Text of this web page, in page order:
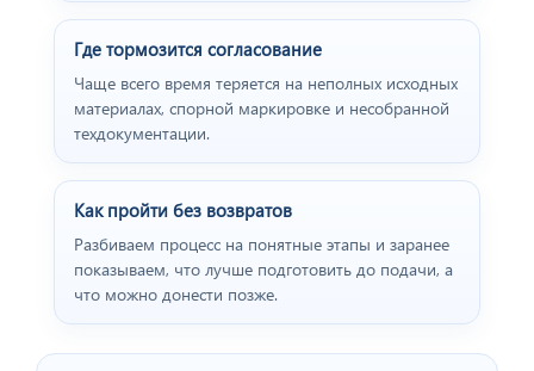
Отзыв от представителя
"ПРОФПЛАСТМЕТАЛЛ".
Где тормозится согласование
Чаще всего время теряется на неполных исходных
материалах, спорной маркировке и несобранной
техдокументации.
Как пройти без возвратов
Разбиваем процесс на понятные этапы и заранее
показываем, что лучше подготовить до подачи, а
что можно донести позже.